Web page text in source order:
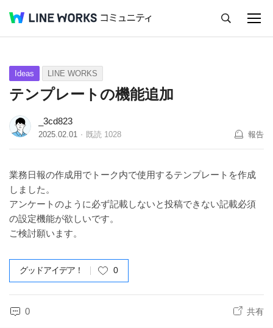
Q&A Tips Ideas
Ideas LINE WORKS
テンプレートの機能追加
_3cd823
2025.02.01 既読 1028 報告
業務日報の作成用でトーク内で使用するテンプレートを作成
しました。
アンケートのように必ず記載しないと投稿できない記載必須
の設定機能が欲しいです。
ご検討願います。
グッドアイデア！ 0
0 共有